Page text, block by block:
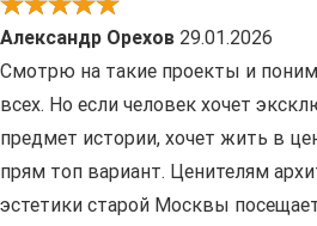
Александр Орехов 29.01.2026
Смотрю на такие проекты и
всех. Но если человек хочет
предмет истории, хочет жить в
прям топ вариант. Ценителям
эстетики старой Москвы